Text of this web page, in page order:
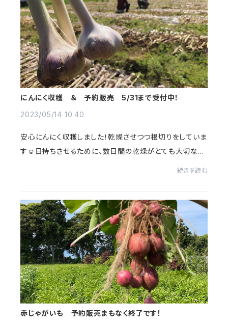
にんにく収穫 ＆ 予約販売 5/31まで受付中！
2023/05/14 10:40
安心にんにく収穫しました！乾燥させつつ根切りをしていま
す☺️日持ちさせるために、数日間の乾燥がとても大切なの
続きを読む
赤じゃがいも 予約販売まもなく終了です！